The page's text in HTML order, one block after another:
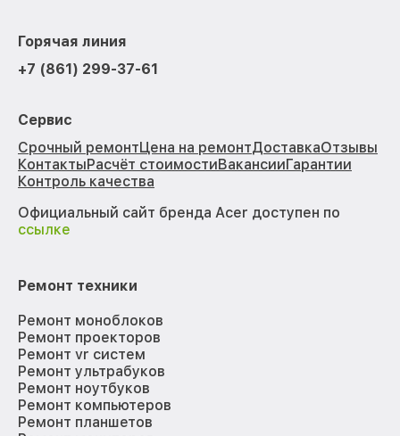
Горячая линия
+7 (861) 299-37-61
Сервис
Срочный ремонтЦена на ремонтДоставкаОтзывы
КонтактыРасчёт стоимостиВакансииГарантии
Контроль качества
Официальный сайт бренда Acer доступен по
ссылке
Ремонт техники
Ремонт моноблоков
Ремонт проекторов
Ремонт vr систем
Ремонт ультрабуков
Ремонт ноутбуков
Ремонт компьютеров
Ремонт планшетов